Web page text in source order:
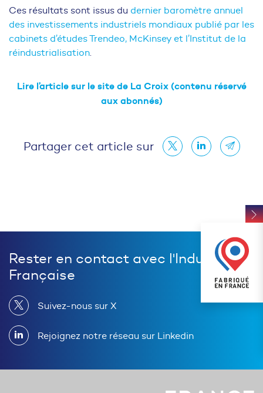
Ces résultats sont issus du dernier baromètre annuel
des investissements industriels mondiaux publié par les
cabinets d’études Trendeo, McKinsey et l’Institut de la
réindustrialisation
Lire l’article sur le site de La Croix (contenu réservé
aux abonnés)
Partager cet article sur
Rester en contact avec l'Industrie
Française
Suivez-nous sur X
Rejoignez notre réseau sur Linkedin